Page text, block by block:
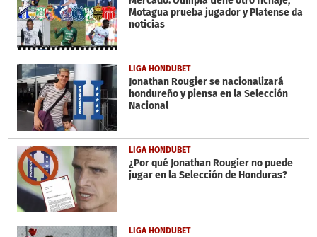
15
seconds
Motagua prueba jugador y Platense da
noticias
LIGA HONDUBET
Jonathan Rougier se nacionalizará
hondureño y piensa en la Selección
Nacional
LIGA HONDUBET
¿Por qué Jonathan Rougier no puede
jugar en la Selección de Honduras?
LIGA HONDUBET